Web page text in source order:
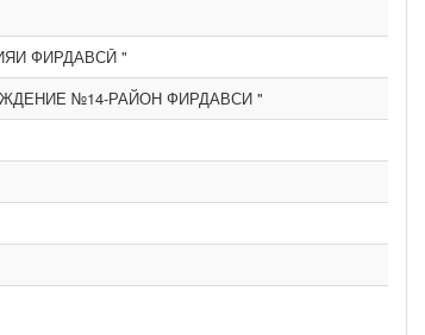
ФИРДАВСӢ "
№14-РАЙОН ФИРДАВСИ "